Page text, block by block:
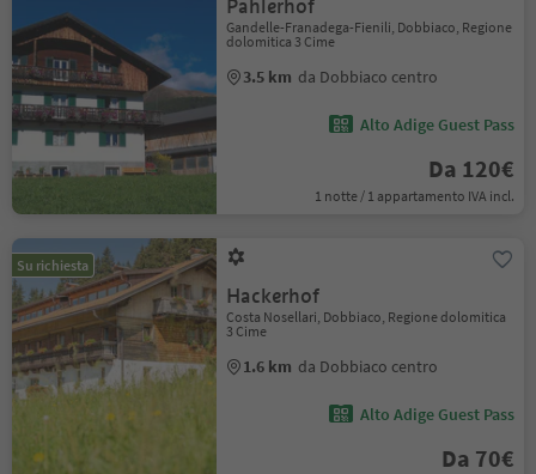
Pahlerhof
Gandelle-Franadega-Fienili, Dobbiaco, Regione
dolomitica 3 Cime
3.5 km da Dobbiaco centro
Alto Adige Guest Pass
Da 120€
1 notte / 1 appartamento IVA incl.
Su richiesta
Hackerhof
Costa Nosellari, Dobbiaco, Regione dolomitica
3 Cime
1.6 km da Dobbiaco centro
Alto Adige Guest Pass
Da 70€